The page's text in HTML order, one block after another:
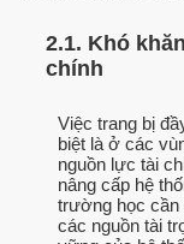
2.1. Khó
chính
Việc trang bị
biệt là ở các
nguồn lực tài
nâng cấp hệ
trường học cần
các nguồn tài